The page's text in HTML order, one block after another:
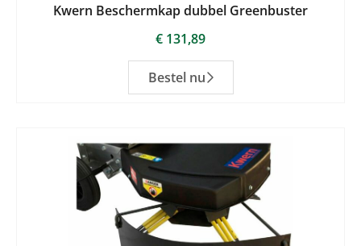
Kwern Beschermkap dubbel Greenbuster
€ 131,89
Bestel nu